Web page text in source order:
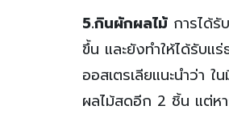
5.กินผักผลไม้ การได้รั
ขึ้น และยังทำให้ได้รับแ
ออสเตรเลียแนะนำว่า
ผลไม้สดอีก 2 ชิ้น แต่ห